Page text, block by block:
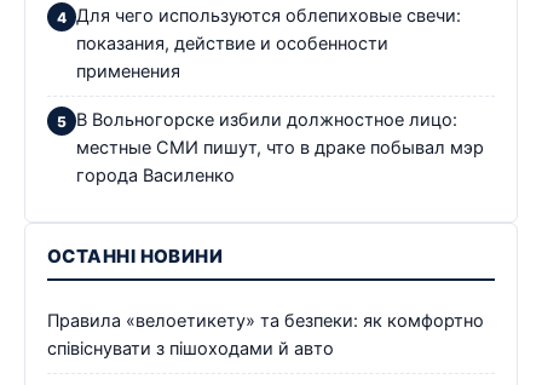
Для чего используются облепиховые свечи:
показания, действие и особенности
применения
В Вольногорске избили должностное лицо:
местные СМИ пишут, что в драке побывал мэр
города Василенко
ОСТАННІ НОВИНИ
Правила «велоетикету» та безпеки: як комфортно
співіснувати з пішоходами й авто